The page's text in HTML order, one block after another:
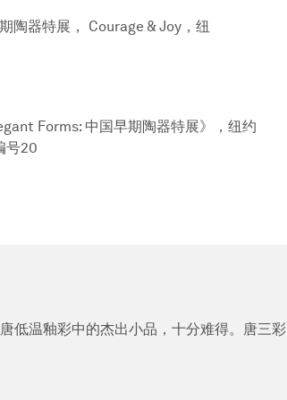
陶器特展， Courage & Joy，纽
Forms: 中国早期陶器特展》，纽约
号20
低温釉彩中的杰出小品，十分难得。唐三彩